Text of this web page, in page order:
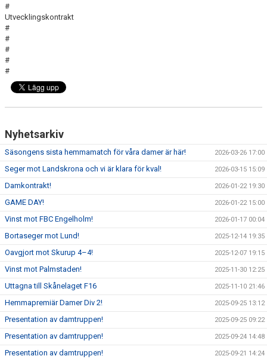
#
Utvecklingskontrakt
#
#
#
#
#
Nyhetsarkiv
Säsongens sista hemmamatch för våra damer är här! 2026-03-26 17:00
Seger mot Landskrona och vi är klara för kval! 2026-03-15 15:09
Damkontrakt! 2026-01-22 19:30
GAME DAY! 2026-01-22 15:00
Vinst mot FBC Engelholm! 2026-01-17 00:04
Bortaseger mot Lund! 2025-12-14 19:35
Oavgjort mot Skurup 4–4! 2025-12-07 19:15
Vinst mot Palmstaden! 2025-11-30 12:25
Uttagna till Skånelaget F16 2025-11-10 21:46
Hemmapremiär Damer Div 2! 2025-09-25 13:12
Presentation av damtruppen! 2025-09-25 09:22
Presentation av damtruppen! 2025-09-24 14:48
Presentation av damtruppen! 2025-09-21 14:24